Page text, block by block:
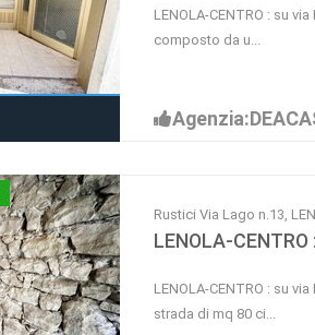
LENOLA-CENTRO : su
composto da u...
Rustici Via Lago n.13,
LENOLA-
LENOLA-CENTRO : su
strada di mq 80 ci...